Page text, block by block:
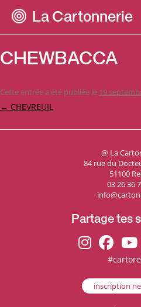
La Cartonnerie
CHEWBACCA
Cette entrée a été publiée le 19
Navigation
← CHEVREUIL
@ La
84 rue du
51100
03 26 36
Partage tes
inscription